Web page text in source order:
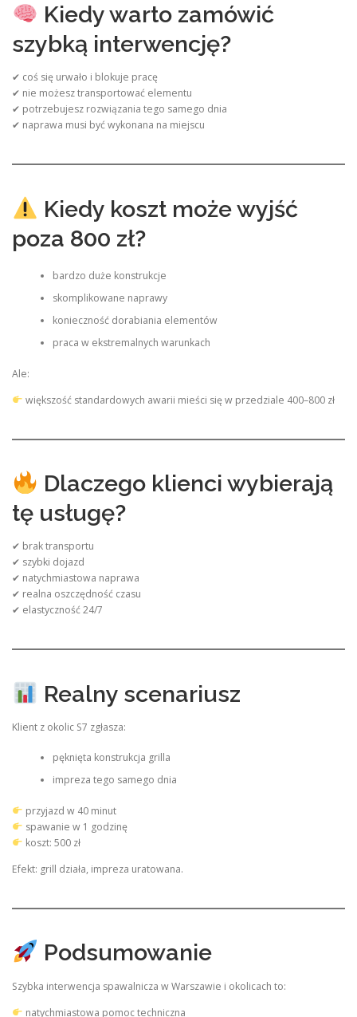
Kiedy warto zamówić
szybką interwencję?
✔ coś się urwało i blokuje pracę
✔ nie możesz transportować elementu
✔ potrzebujesz rozwiązania tego samego dnia
✔ naprawa musi być wykonana na miejscu
Kiedy koszt może wyjść
poza 800 zł?
bardzo duże konstrukcje
skomplikowane naprawy
konieczność dorabiania elementów
praca w ekstremalnych warunkach
Ale:
większość standardowych awarii mieści się w przedziale 400–800 zł
Dlaczego klienci wybierają
tę usługę?
✔ brak transportu
✔ szybki dojazd
✔ natychmiastowa naprawa
✔ realna oszczędność czasu
✔ elastyczność 24/7
Realny scenariusz
Klient z okolic S7 zgłasza:
pęknięta konstrukcja grilla
impreza tego samego dnia
przyjazd w 40 minut
spawanie w 1 godzinę
koszt: 500 zł
Efekt: grill działa, impreza uratowana.
Podsumowanie
Szybka interwencja spawalnicza w Warszawie i okolicach to:
natychmiastowa pomoc techniczna